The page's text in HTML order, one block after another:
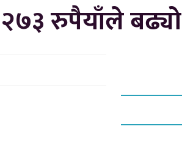
२७३ रुपैयाँले बढ्यो